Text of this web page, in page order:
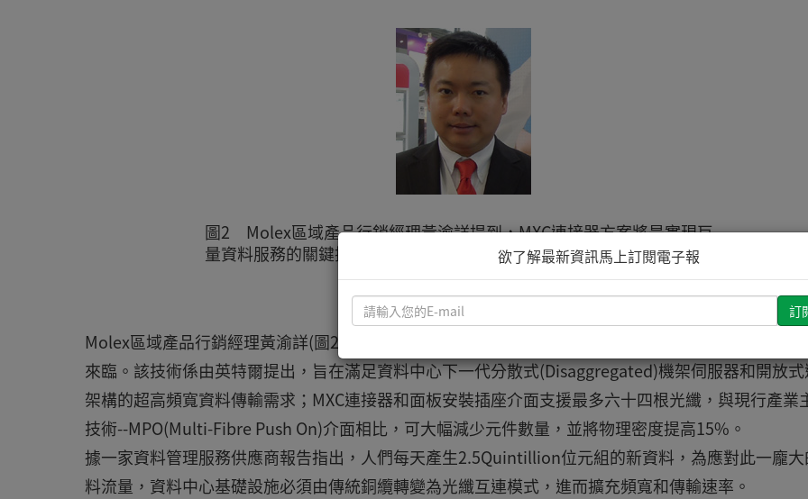
圖2 Molex區域產品行銷經理黃渝詳提到，MXC連接器方案將是實現巨
量資料服務的關鍵推手。
Molex區域產品行銷經理黃渝詳(圖2)表示，2014年資料中心高速傳輸介面最重要的轉變就是MXC連接
來臨。該技術係由英特爾提出，旨在滿足資料中心下一代分散式(Disaggregated)機架伺服器和開放
架構的超高頻寬資料傳輸需求；MXC連接器和面板安裝插座介面支援最多六十四根光纖，與現行產業
技術--MPO(Multi-Fibre Push On)介面相比，可大幅減少元件數量，並將物理密度提高15%。
據一家資料管理服務供應商報告指出，人們每天產生2.5Quintillion位元組的新資料，為應對此一龐
料流量，資料中心基礎設施必須由傳統銅纜轉變為光纖互連模式，進而擴充頻寬和傳輸速率。
欲了解最新資訊馬上訂閱電子報
輸
您
的
E-
mail